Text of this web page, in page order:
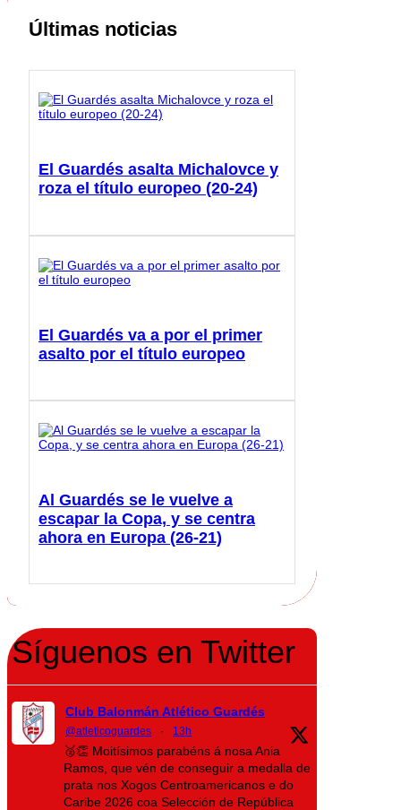
Últimas noticias
El Guardés asalta Michalovce y
roza el título europeo (20-24)
El Guardés va a por el primer
asalto por el título europeo
Al Guardés se le vuelve a
escapar la Copa, y se centra
ahora en Europa (26-21)
Síguenos en Twitter
Club Balonmán Atlético Guardés
@atleticoguardes · 13h
🥈👏 Moitísimos parabéns á nosa Ania
Ramos, que vén de conseguir a medalla de
prata nos Xogos Centroamericanos e do
Caribe 2026 coa Selección de República